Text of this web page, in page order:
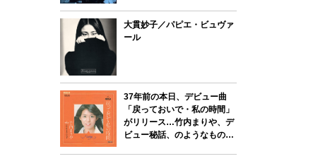
大貫妙子／パピエ・ビュヴァ
ール
37年前の本日、デビュー曲
「戻っておいで・私の時間」
がリリース…竹内まりや、デ
ビュー秘話、のようなもの…